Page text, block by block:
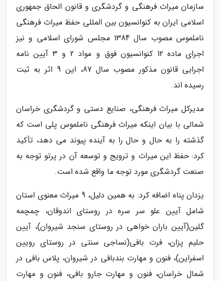
سازمان میراث فرهنگی و گردشگری و قانون الحاق جمهوری
اسلامی ایران به کنوانسیون بین المللی حفظ میراث فرهنگی
ناملموس مصوب سال 1384 مجلس شورای اسلامی و نیز
اجرای ماده 12 کنوانسیون فوق و مواد 2 و 3 آیین نامه
اجرایی قانون مذکور مصوب سال 87، این 9 اثر به ثبت
رسیده اند.
مدیرکل میراث فرهنگی، صنایع دستی و گردشگری خراسان
شمالی با بیان اینکه میراث فرهنگی ناملموس پلی است که
گذشته را به حال و حال را به آینده پیوند می دهد، تأکید
کرد: حفظ این میراث و ترویج و توسعه آن در پرتو توجه به
صنعت گردشگری مورد توجه ما واقع شده است.
یزدان پناه اضافه کرد: به همین دلیل، 9 میراث معنوی استان
شامل آیین علو سر سره در روستای اندوقان، چمچمه
گلین(آیین باران خواهی در روستای سنجد شیروان)، آیین
حلیم پزان، فرت بافی(نساجی سنتی در روستای رویین
اسفراین)، فنون و مهارت بندبافی در شیروان، پلاس بافی در
شمال خراسان، فنون و مهارت جارو بافی، فنون و مهارت